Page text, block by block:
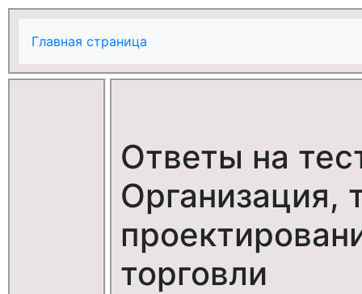
Главная страница
Ответы на
Организация,
торговли